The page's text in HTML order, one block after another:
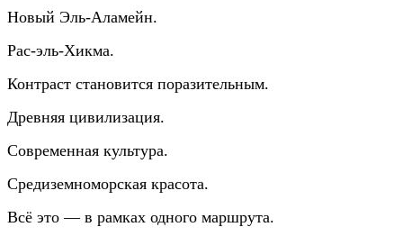
Новый Эль-Аламейн.
Рас-эль-Хикма.
Контраст становится поразительным.
Древняя цивилизация.
Современная культура.
Средиземноморская красота.
Всё это — в рамках одного маршрута.